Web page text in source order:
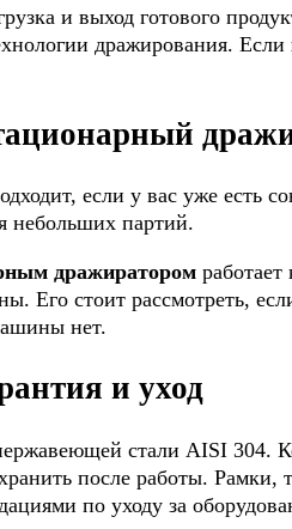
и выход готового
дражирования.
если у вас уже есть
небольших партий.
дражираторомработает
Его стоит рассмотреть,
нет.
и уход
стали AISI 304.
после работы. Рамки,
по уходу за